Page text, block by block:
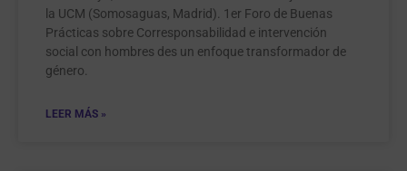
la UCM (Somosaguas, Madrid). 1er Foro de Buenas
Prácticas sobre Corresponsabilidad e intervención
social con hombres des un enfoque transformador de
género.
LEER MÁS »